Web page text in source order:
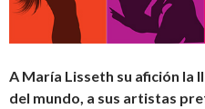
A María Lisseth su afición la
del mundo, a sus artistas